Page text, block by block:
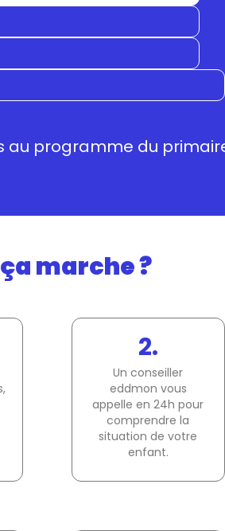
au programme du
marche ?
2.
Un conseiller
eddmon vous
appelle en 24h pour
comprendre la
situation de votre
enfant.